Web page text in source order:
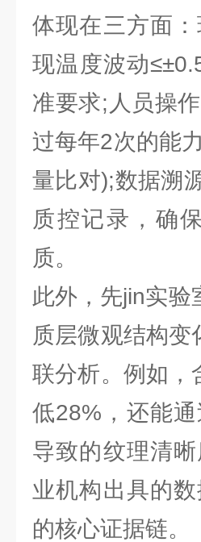
体现在三方面
现温度波动
准要求;人员操
过每年2次的能
量比对);数据溯
质控记录，确
质。
此外，先jin实验
质层微观结构
联分析。例如，
低28%，还能
导致的纹理清
业机构出具的
的核心证据链。